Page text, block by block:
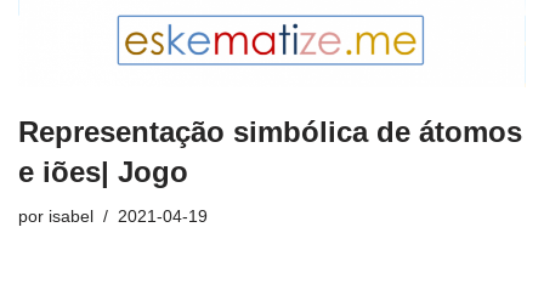
Representação simbólica de átomos
e iões| Jogo
por isabel 2021-04-19